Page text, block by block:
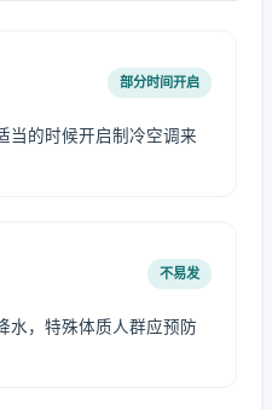
部分时间开启
当的时候开启制冷空调来
不易发
水，特殊体质人群应预防